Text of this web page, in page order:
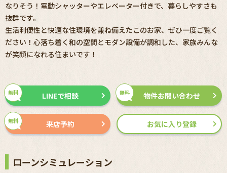
なりそう！電動シャッターやエレベーター付きで、暮らしやすさも
抜群です。
生活利便性と快適な住環境を兼ね備えたこのお家、ぜひ一度ご覧く
ださい！心落ち着く和の空間とモダン設備が調和した、家族みんな
が笑顔になれる住まいです！
無料 物件お問い合わせ
無料 LINEで相談
無料 来店予約 お気に入り登録
ローンシミュレーション